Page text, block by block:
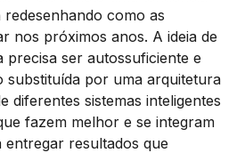
redesenhando como as
nos próximos anos. A ideia de
precisa ser autossuficiente e
substituída por uma arquitetura
diferentes sistemas inteligentes
fazem melhor e se integram
resultados que